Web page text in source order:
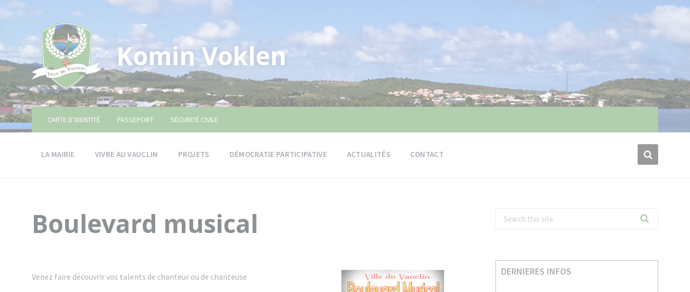
Komin Voklen
CARTE D’IDENTITÉ PASSEPORT SÉCURITÉ CIVILE
LA MAIRIE VIVRE AU VAUCLIN PROJETS DÉMOCRATIE PARTICIPATIVE ACTUALITÉS CONTACT
Boulevard musical
Venez faire découvrir vos talents de chanteur ou de chanteuse DERNIERES INFOS